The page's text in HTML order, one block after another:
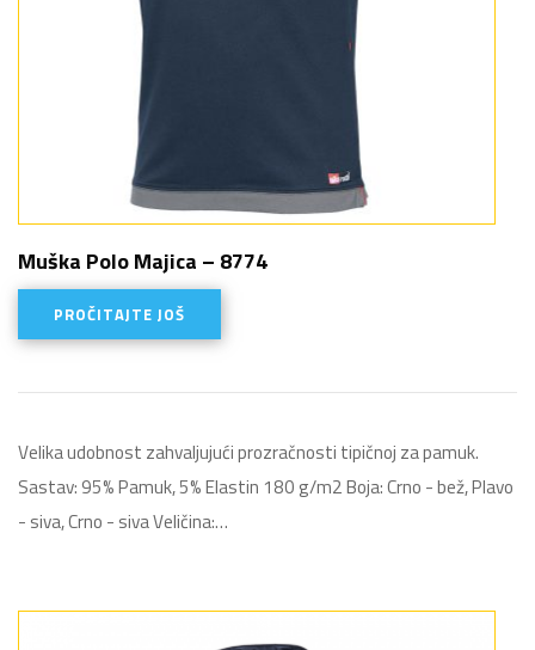
Muška Polo Majica – 8774
PROČITAJTE JOŠ
Velika udobnost zahvaljujući prozračnosti tipičnoj za pamuk.
Sastav: 95% Pamuk, 5% Elastin 180 g/m2 Boja: Crno - bež, Plavo
- siva, Crno - siva Veličina:…